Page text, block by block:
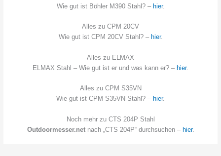
Wie gut ist Böhler M390 Stahl? – hier.
Alles zu CPM 20CV
Wie gut ist CPM 20CV Stahl? – hier.
Alles zu ELMAX
ELMAX Stahl – Wie gut ist er und was kann er? – hier.
Alles zu CPM S35VN
Wie gut ist CPM S35VN Stahl? – hier.
Noch mehr zu CTS 204P Stahl
Outdoormesser.netnach „CTS 204P“ durchsuchen – hier.